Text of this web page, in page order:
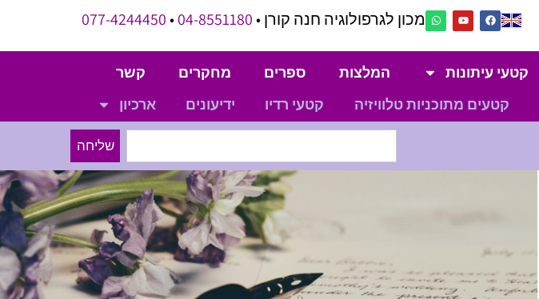
מכון לגרפולוגיה חנה קורן •04-8551180
•
077-4244450
קטעי עיתונות המלצות ספרים מחקרים
קשר
קטעים מתוכניות טלוויזיה קטעי רדיו ידיעונים ארכיון
שליחה